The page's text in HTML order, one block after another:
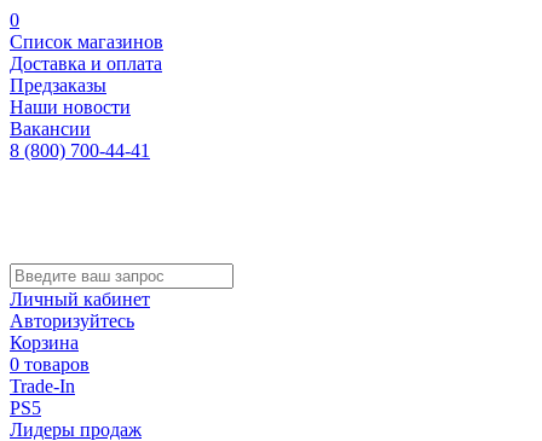
0
Список магазинов
Доставка и оплата
Предзаказы
Наши новости
Вакансии
8 (800) 700-44-41
Личный кабинет
Авторизуйтесь
Корзина
0 товаров
Trade-In
PS5
Лидеры продаж